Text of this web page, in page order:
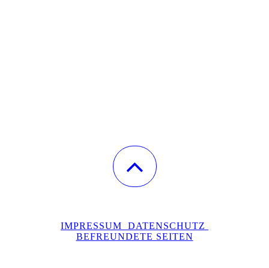
IMPRESSUM DATENSCHUTZ
BEFREUNDETE SEITEN